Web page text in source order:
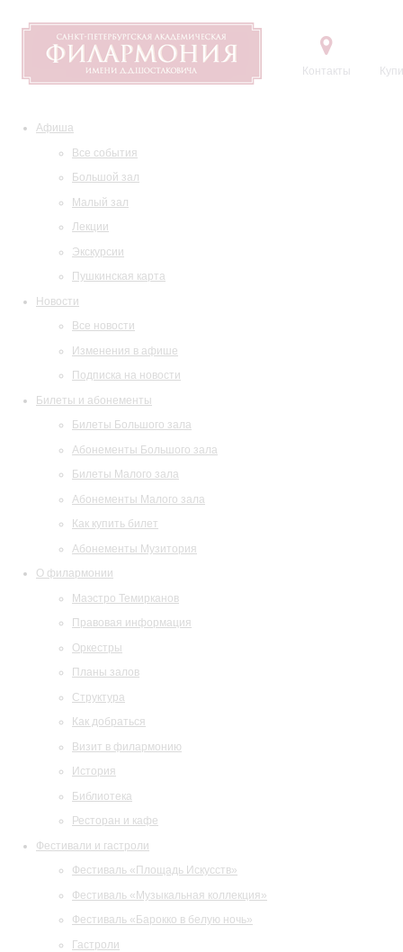
Контакты
Афиша
Все события
Большой зал
Малый зал
Лекции
Экскурсии
Пушкинская карта
Новости
Все новости
Изменения в афише
Подписка на новости
Билеты и абонементы
Билеты Большого зала
Абонементы Большого зала
Билеты Малого зала
Абонементы Малого зала
Как купить билет
Абонементы Музитория
О филармонии
Маэстро Темирканов
Правовая информация
Оркестры
Планы залов
Структура
Как добраться
Визит в филармонию
История
Библиотека
Ресторан и кафе
Фестивали и гастроли
Фестиваль «Площадь Искусств»
Фестиваль «Музыкальная коллекция»
Фестиваль «Барокко в белую ночь»
Гастроли